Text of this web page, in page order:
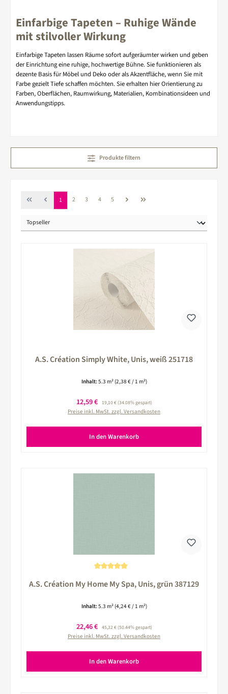
Einfarbige Tapeten – Ruhige Wände
mit stilvoller Wirkung
Einfarbige Tapeten lassen Räume sofort aufgeräumter wirken und geben
der Einrichtung eine ruhige, hochwertige Bühne. Sie funktionieren als
dezente Basis für Möbel und Deko oder als Akzentfläche, wenn Sie mit
Farbe gezielt Tiefe schaffen möchten. Sie erhalten hier Orientierung zu
Farben, Oberflächen, Raumwirkung, Materialien, Kombinationsideen und
Anwendungstipps.
Produkte filtern
Seite
1 Seite
2 Seite
3 Seite
4 Seite
5
A.S. Création Simply White, Unis, weiß 251718
Inhalt:5.3 m² (2,38 € / 1 m²)
Verkaufspreis:
12,59 € Regulärer Preis:
19,10 €(34.08% gespart)
Preise inkl. MwSt. zzgl. Versandkosten
In den Warenkorb
A.S. Création My Home My Spa, Unis, grün 387129
Inhalt:5.3 m² (4,24 € / 1 m²)
Verkaufspreis:
22,46 € Regulärer Preis:
45,32 €(50.44% gespart)
Preise inkl. MwSt. zzgl. Versandkosten
In den Warenkorb